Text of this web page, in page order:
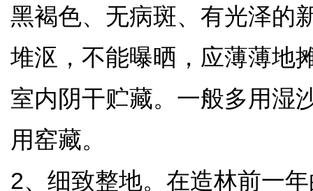
黑褐色、无病斑、有光泽的
堆沤，不能曝晒，应薄薄地
室内阴干贮藏。一般多用湿
用窑藏。
2、细致整地。在造林前一